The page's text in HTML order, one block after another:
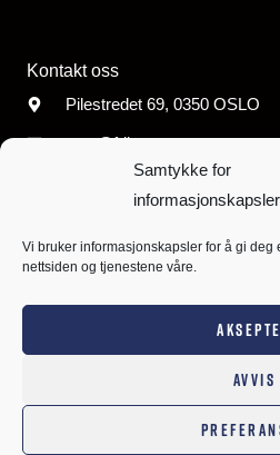
Samtykke for
informasjonskapsler
Vi bruker informasjonskapsler for å gi deg
nettsiden og tjenestene våre.
AVVIS
Kontakt oss
Pilestredet 69, 0350 OSLO
post@fribu.no
Org. nr. 960 474074
Copyright © 2026 Frikirkens Barn